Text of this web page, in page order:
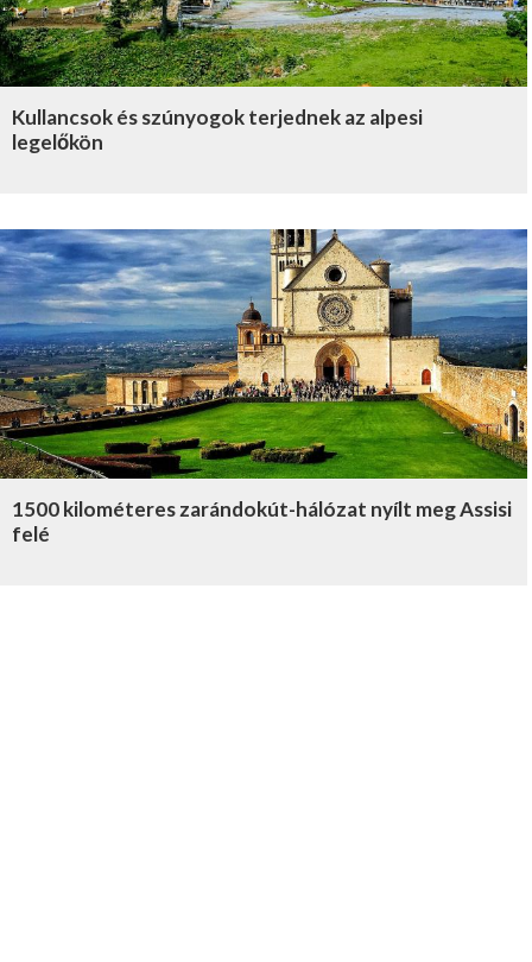
Kullancsok és szúnyogok terjednek az alpesi
legelőkön
1500 kilométeres zarándokút-hálózat nyílt meg Assisi
felé